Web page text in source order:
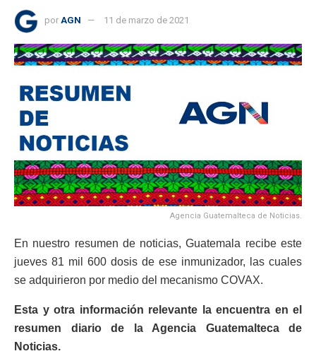
por AGN 11 de marzo de 2021
Agencia Guatemalteca de Noticias.
En nuestro resumen de noticias, Guatemala recibe este
jueves 81 mil 600 dosis de ese inmunizador, las cuales
se adquirieron por medio del mecanismo COVAX.
Esta y otra información relevante la encuentra en el
resumen diario de la Agencia Guatemalteca de
Noticias.